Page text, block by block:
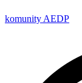
komunity AEDP